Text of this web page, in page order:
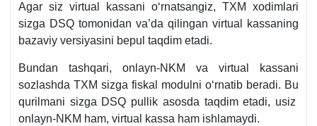
Agar siz virtual kassani oʻrnatsangiz, TXM хodimlari
sizga DSQ tomonidan va’da qilingan virtual kassaning
bazaviy versiyasini bepul taqdim etadi.
Bundan tashqari, onlayn-NKM va virtual kassani
sozlashda TXM sizga fiskal modulni oʻrnatib beradi. Bu
qurilmani sizga DSQ pullik asosda taqdim etadi, usiz
onlayn-NKM ham, virtual kassa ham ishlamaydi.